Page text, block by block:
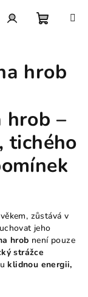
košík
hrob
hrob –
tichého
zůstává v
jeho
hrob není pouze
strážce
klidnou energii,